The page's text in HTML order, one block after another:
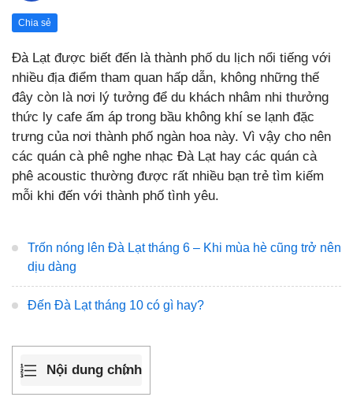
Chia sẻ
Đà Lạt được biết đến là thành phố du lịch nổi tiếng với
nhiều địa điểm tham quan hấp dẫn, không những thế
đây còn là nơi lý tưởng để du khách nhâm nhi thưởng
thức ly cafe ấm áp trong bầu không khí se lạnh đặc
trưng của nơi thành phố ngàn hoa này. Vì vậy cho nên
các quán cà phê nghe nhạc Đà Lạt hay các quán cà
phê acoustic thường được rất nhiều bạn trẻ tìm kiếm
mỗi khi đến với thành phố tình yêu.
Trốn nóng lên Đà Lạt tháng 6 – Khi mùa hè cũng trở nên
dịu dàng
Đến Đà Lạt tháng 10 có gì hay?
Nội dung chính